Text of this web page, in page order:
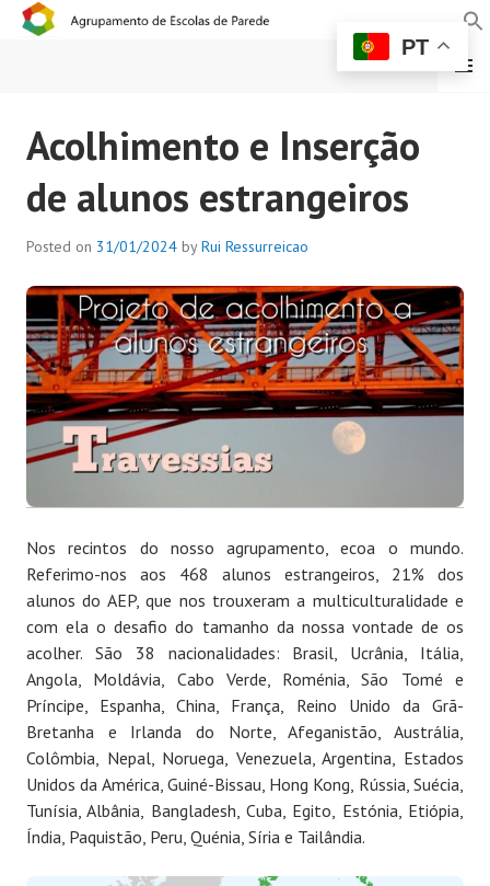
AGRUPAMENTO DE
ESCOLAS DE PAREDE
MENU
Acolhimento e Inserção
de alunos estrangeiros
Posted on 31/01/2024 byRui Ressurreicao
Nos recintos do nosso agrupamento, ecoa o mundo.
Referimo-nos aos 468 alunos estrangeiros, 21% dos
alunos do AEP, que nos trouxeram a multiculturalidade e
com ela o desafio do tamanho da nossa vontade de os
acolher. São 38 nacionalidades: Brasil, Ucrânia, Itália,
Angola, Moldávia, Cabo Verde, Roménia, São Tomé e
Príncipe, Espanha, China, França, Reino Unido da Grã-
Bretanha e Irlanda do Norte, Afeganistão, Austrália,
Colômbia, Nepal, Noruega, Venezuela, Argentina, Estados
Unidos da América, Guiné-Bissau, Hong Kong, Rússia, Suécia,
Tunísia, Albânia, Bangladesh, Cuba, Egito, Estónia, Etiópia,
Índia, Paquistão, Peru, Quénia, Síria e Tailândia.
PT